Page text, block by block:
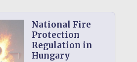
National Fire
Protection
Regulation in
Hungary